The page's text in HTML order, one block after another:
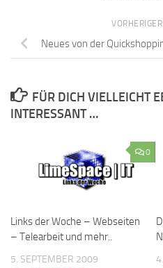
Neues von der
FÜR DICH VIELLEICHT
INTERESSANT …
0
Links der Woche – Webseiten
– Telearbeit und mehr..
5. SEPTEMBER 2009